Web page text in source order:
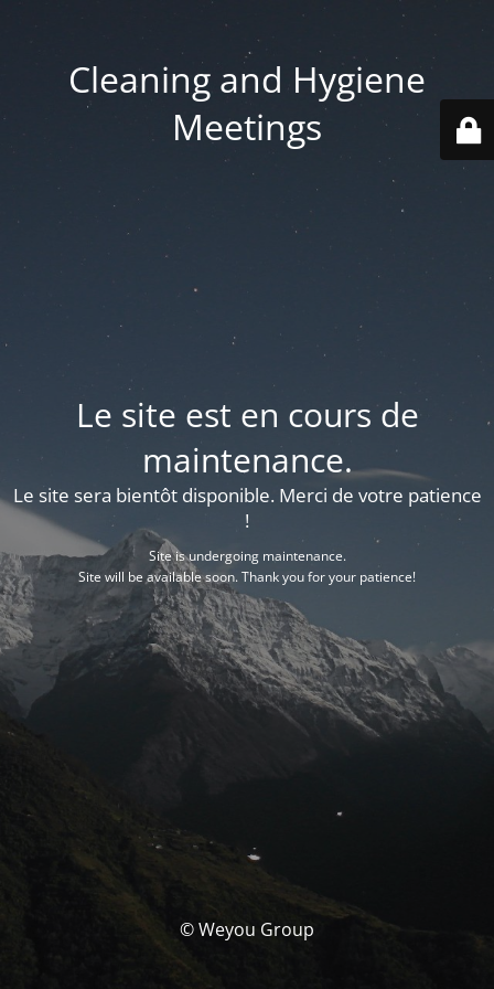
Cleaning and Hygiene
Meetings
Le site est en cours de
maintenance.
Le site sera bientôt disponible. Merci de votre patience
!
Site is undergoing maintenance.
Site will be available soon. Thank you for your patience!
© Weyou Group